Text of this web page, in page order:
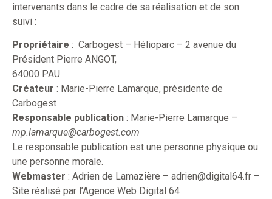
intervenants dans le cadre de sa réalisation et de son
suivi :
Propriétaire : Carbogest – Hélioparc – 2 avenue du
Président Pierre ANGOT,
64000 PAU
Créateur : Marie-Pierre Lamarque, présidente de
Carbogest
Responsable publication : Marie-Pierre Lamarque –
mp.lamarque@carbogest.com
Le responsable publication est une personne physique ou
une personne morale.
Webmaster : Adrien de Lamazière – adrien@digital64.fr –
Site réalisé par l’Agence Web Digital 64